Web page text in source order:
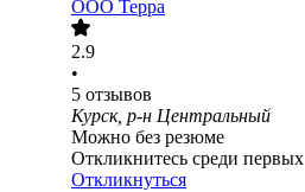
ООО Терра
2.9
•
5 отзывов
Курск, р-н Центральный
Можно без резюме
Откликнитесь среди первых
Откликнуться